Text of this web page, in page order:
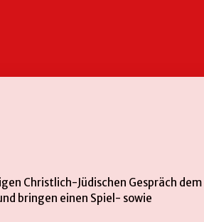
Christlich-Jüdischen Gespräch dem
bringen einen Spiel- sowie